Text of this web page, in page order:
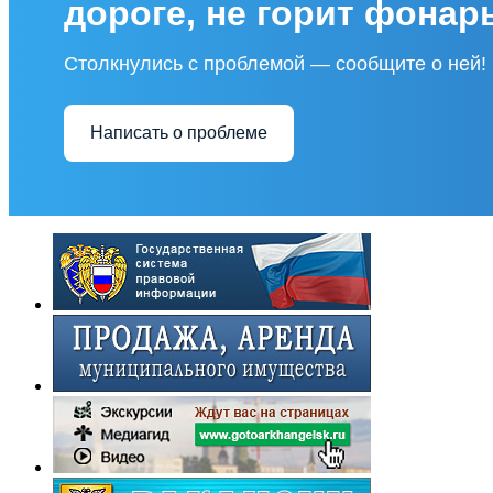
дороге, не горит
Столкнулись с проблемой — сообщите о ней!
Написать о проблеме